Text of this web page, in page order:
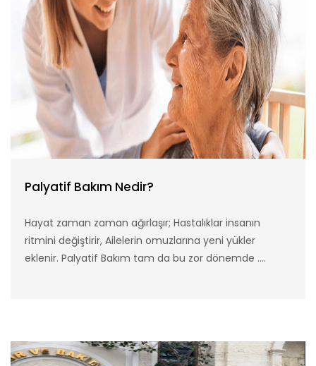
Palyatif Bakım Nedir?
Hayat zaman zaman ağırlaşır; Hastalıklar insanın
ritmini değiştirir, Ailelerin omuzlarına yeni yükler
eklenir. Palyatif Bakım tam da bu zor dönemde ....